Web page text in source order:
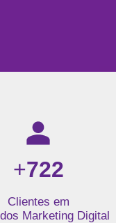
digital: mais
+722
Clientes em
Marketing Digital